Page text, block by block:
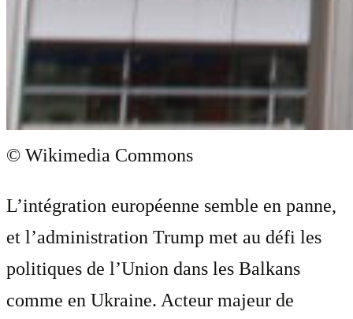
© Wikimedia Commons
L’intégration européenne semble en panne,
et l’administration Trump met au défi les
politiques de l’Union dans les Balkans
comme en Ukraine. Acteur majeur de